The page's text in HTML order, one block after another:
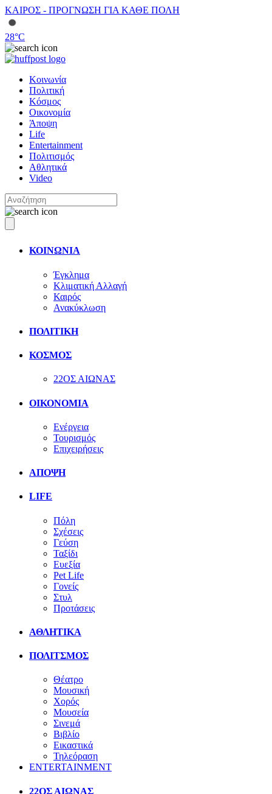
ΚΑΙΡΟΣ - ΠΡΟΓΝΩΣΗ ΓΙΑ ΚΑΘΕ ΠΟΛΗ
28°C
Κοινωνία
Πολιτική
Κόσμος
Οικονομία
Άποψη
Life
Entertainment
Πολιτισμός
Αθλητικά
Video
ΚΟΙΝΩΝΙΑ
Έγκλημα
Κλιματική Αλλαγή
Καιρός
Ανακύκλωση
ΠΟΛΙΤΙΚΗ
ΚΟΣΜΟΣ
22ΟΣ ΑΙΩΝΑΣ
ΟΙΚΟΝΟΜΙΑ
Ενέργεια
Τουρισμός
Επιχειρήσεις
ΑΠΟΨΗ
LIFE
Πόλη
Σχέσεις
Γεύση
Ταξίδι
Ευεξία
Pet Life
Γονείς
Στυλ
Προτάσεις
ΑΘΛΗΤΙΚΑ
ΠΟΛΙΤΣΜΟΣ
Θέατρο
Μουσική
Χορός
Μουσεία
Σινεμά
Βιβλίο
Εικαστικά
Τηλεόραση
ENTERTAINMENT
22ΟΣ ΑΙΩΝΑΣ